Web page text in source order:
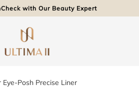
with Our Beauty Expert
Posh Precise Liner